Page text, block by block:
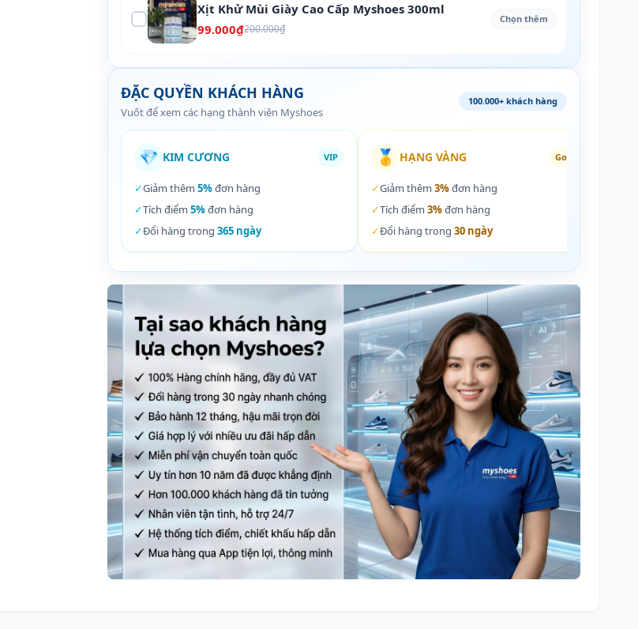
Xịt Khử Mùi Giày Cao Cấp Myshoes 300ml
99.000₫200.000₫
Chọn thêm
ĐẶC QUYỀN KHÁCH HÀNG
Vuốt để xem các hạng thành viên Myshoes
100.000+ khách hàng
💎 KIM CƯƠNG VIP
✓Giảm thêm 5%đơn hàng
✓Tích điểm 5%đơn hàng
✓Đổi hàng trong 365 ngày
🥇 HẠNG VÀNG Gold
✓Giảm thêm 3%đơn hàng
✓Tích điểm 3%đơn hàng
✓Đổi hàng trong 30 ngày